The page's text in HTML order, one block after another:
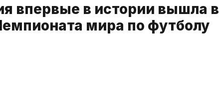
впервые в истории вышла в
мира по футболу